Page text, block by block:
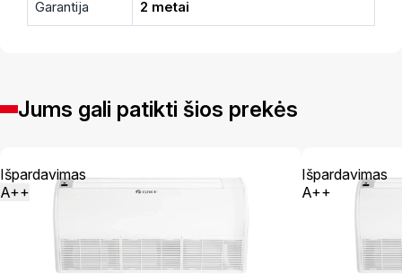
Garantija 2 metai
Jums gali patikti šios prekės
Išpardavimas
A++
Išpardavimas
A++